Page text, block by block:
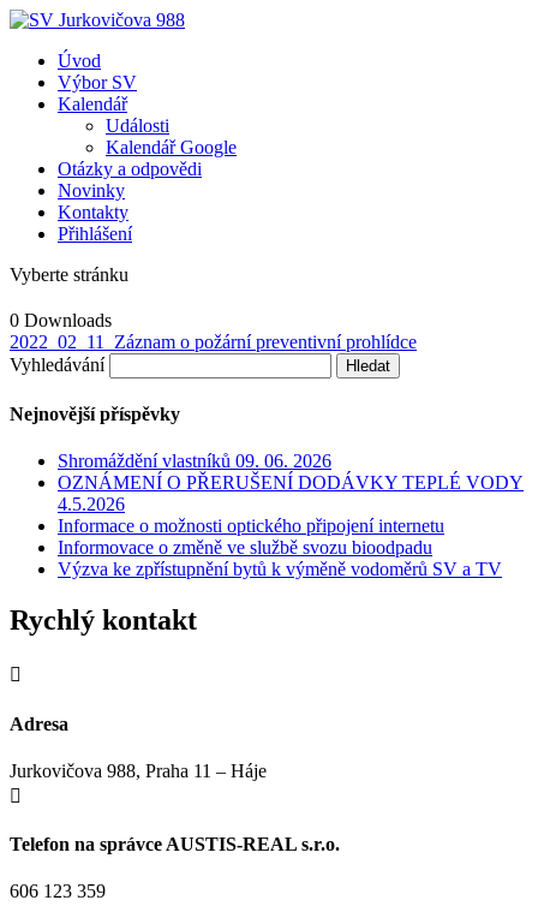
Úvod
Výbor SV
Kalendář
Události
Kalendář Google
Otázky a odpovědi
Novinky
Kontakty
Přihlášení
Vyberte stránku
0 Downloads
2022_02_11_Záznam o požární preventivní prohlídce
Vyhledávání
Nejnovější příspěvky
Shromáždění vlastníků 09. 06. 2026
OZNÁMENÍ O PŘERUŠENÍ DODÁVKY TEPLÉ VODY
4.5.2026
Informace o možnosti optického připojení internetu
Informovace o změně ve službě svozu bioodpadu
Výzva ke zpřístupnění bytů k výměně vodoměrů SV a TV
Rychlý kontakt

Adresa
Jurkovičova 988, Praha 11 – Háje

Telefon na správce AUSTIS-REAL s.r.o.
606 123 359